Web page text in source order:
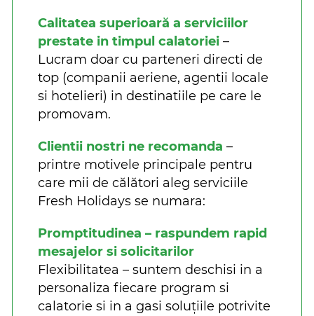
Calitatea superioară a serviciilor
prestate in timpul calatoriei –
Lucram doar cu parteneri directi de
top (companii aeriene, agentii locale
si hotelieri) in destinatiile pe care le
promovam.
Clientii nostri ne recomanda –
printre motivele principale pentru
care mii de călători aleg serviciile
Fresh Holidays se numara:
Promptitudinea – raspundem rapid
mesajelor si solicitarilor
Flexibilitatea – suntem deschisi in a
personaliza fiecare program si
calatorie si in a gasi soluțiile potrivite